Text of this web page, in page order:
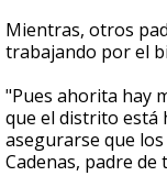
Mientras, otros
trabajando por el
"Pues ahorita hay
que el distrito está
asegurarse que
Cadenas, padre